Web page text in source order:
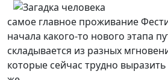
самое главное проживание
начала какого-то нового этапа
складывается из разных
которые сейчас трудно